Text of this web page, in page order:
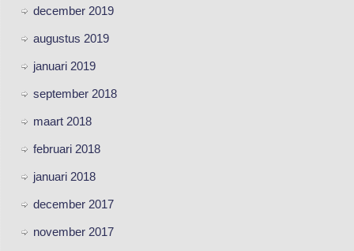
december 2019
augustus 2019
januari 2019
september 2018
maart 2018
februari 2018
januari 2018
december 2017
november 2017